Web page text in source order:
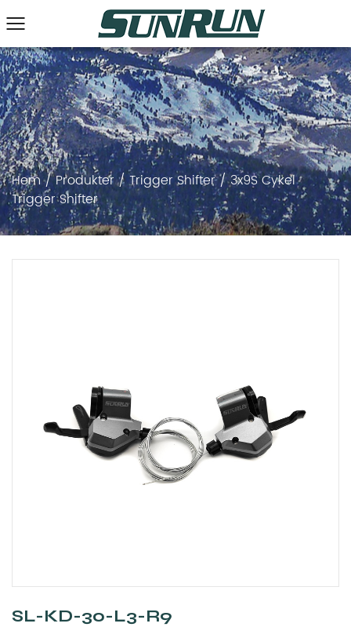
Hem/Produkter/Trigger Shifter/3x9S Cykel
Trigger Shifter
SL-KD-30-L3-R9